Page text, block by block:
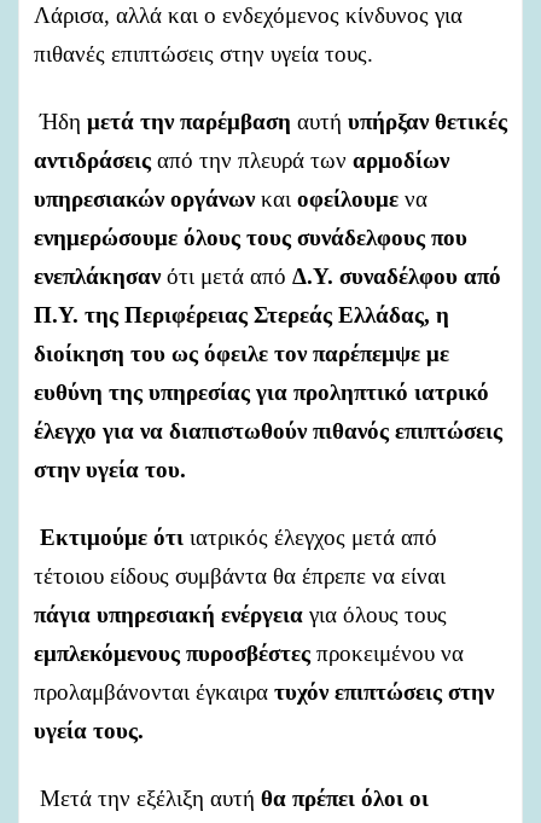
Λάρισα, αλλά και ο ενδεχόμενος κίνδυνος για
πιθανές επιπτώσεις στην υγεία τους.
Ήδη μετά την παρέμβαση αυτή υπήρξαν θετικές
αντιδράσεις από την πλευρά των αρμοδίων
υπηρεσιακών οργάνων και οφείλουμε να
ενημερώσουμε όλους τους συνάδελφους που
ενεπλάκησαν ότι μετά από Δ.Υ. συναδέλφου από
Π.Υ. της Περιφέρειας Στερεάς Ελλάδας, η
διοίκηση του ως όφειλε τoν παρέπεμψε με
ευθύνη της υπηρεσίας για προληπτικό ιατρικό
έλεγχο για να διαπιστωθούν πιθανός επιπτώσεις
στην υγεία του.
Εκτιμούμε ότι ιατρικός έλεγχος μετά από
τέτοιου είδους συμβάντα θα έπρεπε να είναι
πάγια υπηρεσιακή ενέργεια για όλους τους
εμπλεκόμενους πυροσβέστες προκειμένου να
προλαμβάνονται έγκαιρα τυχόν επιπτώσεις στην
υγεία τους.
Μετά την εξέλιξη αυτή θα πρέπει όλοι οι